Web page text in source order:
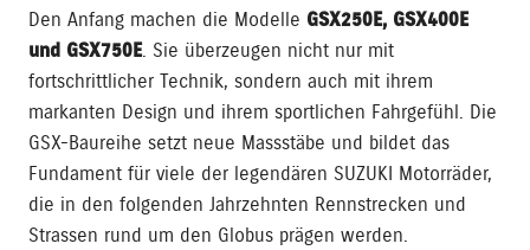
Den Anfang machen die Modelle GSX250E, GSX400E
und GSX750E. Sie überzeugen nicht nur mit
fortschrittlicher Technik, sondern auch mit ihrem
markanten Design und ihrem sportlichen Fahrgefühl. Die
GSX-Baureihe setzt neue Massstäbe und bildet das
Fundament für viele der legendären SUZUKI Motorräder,
die in den folgenden Jahrzehnten Rennstrecken und
Strassen rund um den Globus prägen werden.